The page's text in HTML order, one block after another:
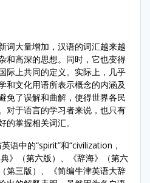
词大量增加，汉语的词汇越来越
和高深的思想。同时，它也变得
际上共同的定义。实际上，几乎
和文化用语所表示概念的内涵及
免了误解和曲解，使得世界各民
对于语言的学习者来说，也只有
掌握相关词汇。
语中的“spirit”和“civilization，
》（第六版）、《辞海》（第六
第三版）、《简编牛津英语大辞